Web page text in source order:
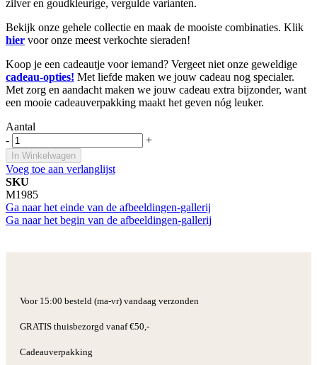
zilver en goudkleurige, vergulde varianten.
Bekijk onze gehele collectie en maak de mooiste combinaties. Klik
hier voor onze meest verkochte sieraden!
Koop je een cadeautje voor iemand? Vergeet niet onze geweldige
cadeau-opties! Met liefde maken we jouw cadeau nog specialer.
Met zorg en aandacht maken we jouw cadeau extra bijzonder, want
een mooie cadeauverpakking maakt het geven nóg leuker.
Aantal
-
+
In Winkelwagen
Voeg toe aan verlanglijst
SKU
M1985
Ga naar het einde van de afbeeldingen-gallerij
Ga naar het begin van de afbeeldingen-gallerij
Voor 15:00 besteld (ma-vr) vandaag verzonden
GRATIS thuisbezorgd vanaf €50,-
Cadeauverpakking